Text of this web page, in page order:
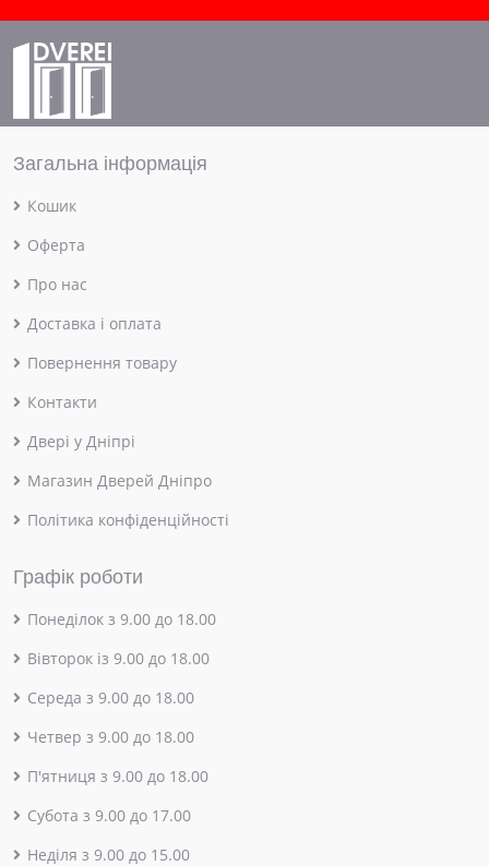
Загальна інформація
Кошик
Оферта
Про нас
Доставка і оплата
Повернення товару
Контакти
Двері у Дніпрі
Магазин Дверей Дніпро
Політика конфіденційності
Графік роботи
Понеділок з 9.00 до 18.00
Вівторок із 9.00 до 18.00
Середа з 9.00 до 18.00
Четвер з 9.00 до 18.00
П'ятниця з 9.00 до 18.00
Субота з 9.00 до 17.00
Неділя з 9.00 до 15.00